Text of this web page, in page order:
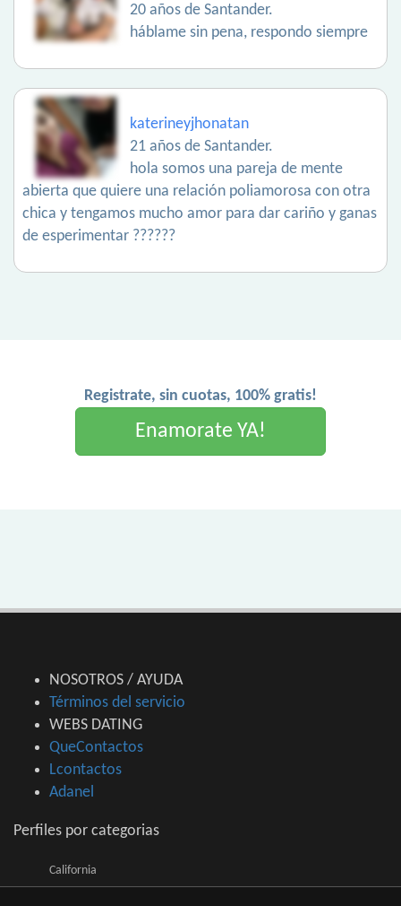
20 años de Santander.
háblame sin pena, respondo siempre
katerineyjhonatan
21 años de Santander.
hola somos una pareja de mente
abierta que quiere una relación poliamorosa con otra
chica y tengamos mucho amor para dar cariño y ganas
de esperimentar ??????
Registrate, sin cuotas, 100% gratis!
Enamorate YA!
NOSOTROS / AYUDA
Términos del servicio
WEBS DATING
QueContactos
Lcontactos
Adanel
Perfiles por categorias
California